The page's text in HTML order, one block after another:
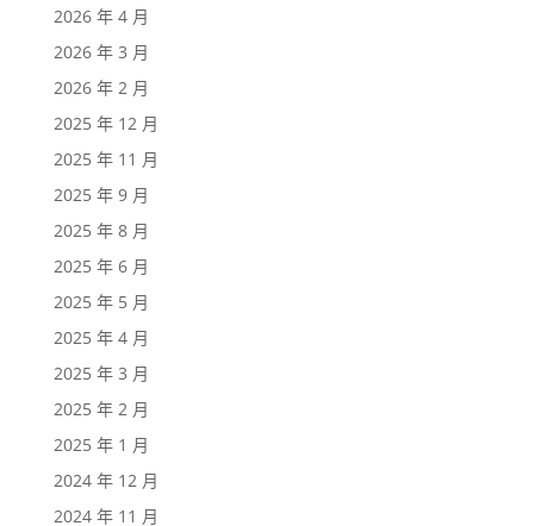
2026 年 4 月
2026 年 3 月
2026 年 2 月
2025 年 12 月
2025 年 11 月
2025 年 9 月
2025 年 8 月
2025 年 6 月
2025 年 5 月
2025 年 4 月
2025 年 3 月
2025 年 2 月
2025 年 1 月
2024 年 12 月
2024 年 11 月